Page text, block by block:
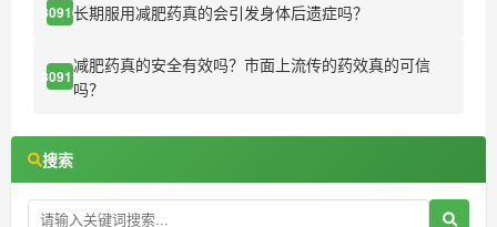
30910长期服用减肥药真的会引发身体后遗症吗？
30911
减肥药真的安全有效吗？市面上流传的药效真的可信
吗？
搜索